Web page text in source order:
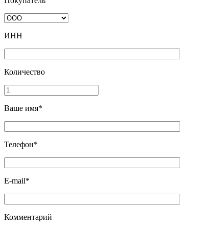
ИНН
Количество
Ваше имя*
Телефон*
E-mail*
Комментарий